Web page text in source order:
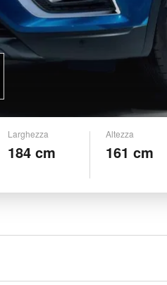
Larghezza
184 cm
Altezza
161 cm